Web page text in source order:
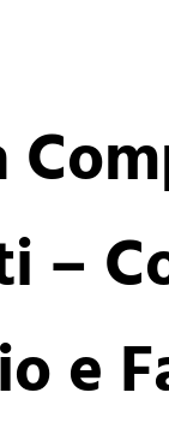
–
e